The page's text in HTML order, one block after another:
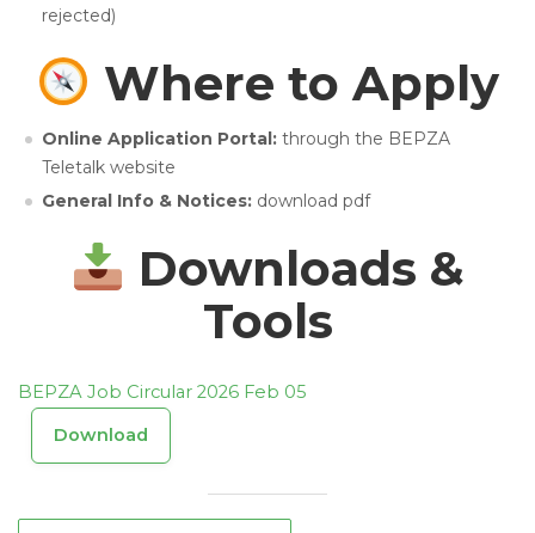
rejected)
Where to Apply
Online Application Portal: through the BEPZA
Teletalk website
General Info & Notices: download pdf
Downloads &
Tools
BEPZA Job Circular 2026 Feb 05
Download